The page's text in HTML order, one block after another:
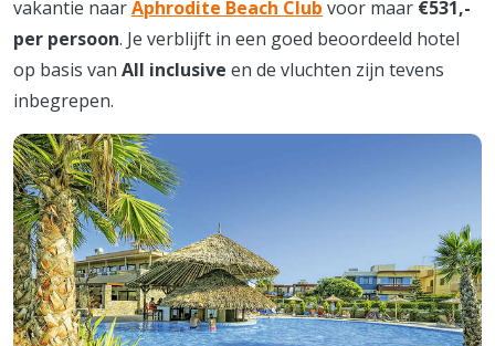
vakantie naarAphrodite Beach Club voor maar €531,-
per persoon. Je verblijft in een goed beoordeeld hotel
op basis van All inclusive en de vluchten zijn tevens
inbegrepen.